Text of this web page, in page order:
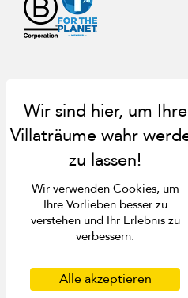
USD $ de Deutsch
Copyright ©️ 2026 St. Barts Villa
Vereinigten Königreich an +44
Vereinigten Staaten von
Frankreich +33 1 78 90 04 96.
Villa Finder Pte. Ltd. ist unter
Datenschutzbestimmungen
Cookies
Wir verwenden Cookies, um
Ihre Vorlieben besser zu
verstehen und Ihr Erlebnis zu
verbessern.
Alle akzeptieren